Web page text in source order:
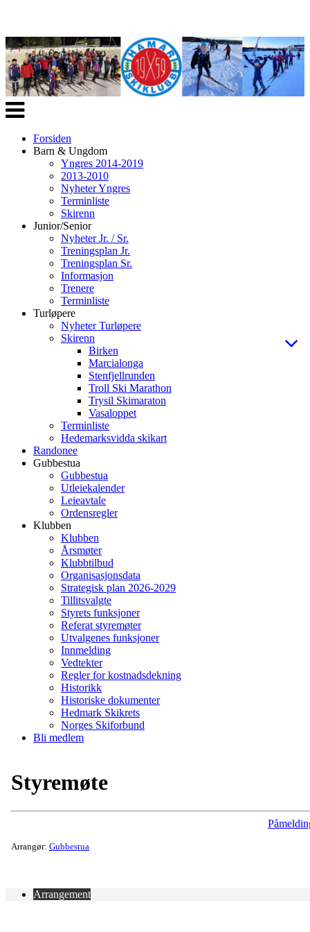
Veksle
navigasjon
Forsiden
Barn & Ungdom
Yngres 2014-2019
2013-2010
Nyheter Yngres
Terminliste
Skirenn
Junior/Senior
Nyheter Jr. / Sr.
Treningsplan Jr.
Treningsplan Sr.
Informasjon
Trenere
Terminliste
Turløpere
Nyheter Turløpere
Skirenn
Birken
Marcialonga
Stenfjellrunden
Troll Ski Marathon
Trysil Skimaraton
Vasaloppet
Terminliste
Hedemarksvidda skikart
Randonee
Gubbestua
Gubbestua
Utleiekalender
Leieavtale
Ordensregler
Klubben
Klubben
Årsmøter
Klubbtilbud
Organisasjonsdata
Strategisk plan 2026-2029
Tillitsvalgte
Styrets funksjoner
Referat styremøter
Utvalgenes funksjoner
Innmelding
Vedtekter
Regler for kostnadsdekning
Historikk
Historiske dokumenter
Hedmark Skikrets
Norges Skiforbund
Bli medlem
Styremøte
Arrangør: Gubbestua
Arrangement